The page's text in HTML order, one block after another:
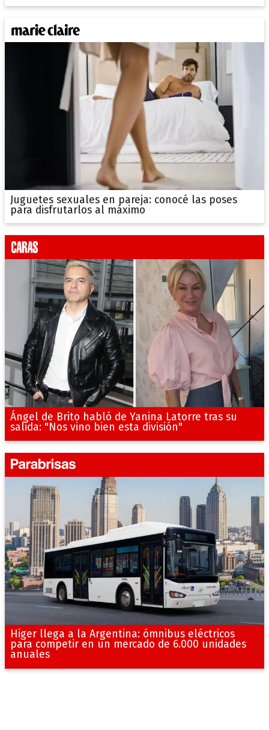
Juguetes sexuales en pareja: conocé las poses
para disfrutarlos al máximo
Ángel de Brito habló de Yanina Latorre tras su
salida: "Nos vino bien esta división"
Higer llega a la Argentina: ómnibus eléctricos
para competir en un mercado de 6.000 unidades
anuales